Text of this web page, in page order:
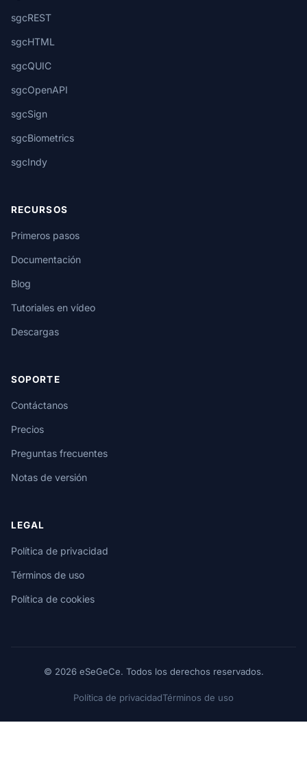
sgcREST
sgcHTML
sgcQUIC
sgcOpenAPI
sgcSign
sgcBiometrics
sgcIndy
RECURSOS
Primeros pasos
Documentación
Blog
Tutoriales en vídeo
Descargas
SOPORTE
Contáctanos
Precios
Preguntas frecuentes
Notas de versión
LEGAL
Política de privacidad
Términos de uso
Política de cookies
© 2026 eSeGeCe. Todos los derechos reservados.
Política de privacidadTérminos de uso